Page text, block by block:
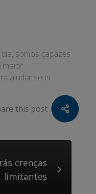
somos capazes
maior
ajudar seus
this post
crenças
limitantes